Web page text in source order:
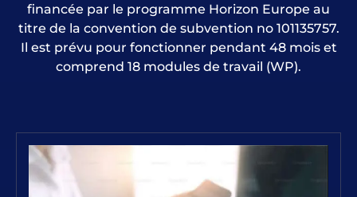
financée par le programme Horizon Europe au
titre de la convention de subvention no 101135757.
Il est prévu pour fonctionner pendant 48 mois et
comprend 18 modules de travail (WP).